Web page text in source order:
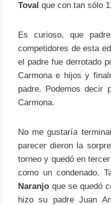
Toval que con tan sólo
Es curioso, que
competidores de esta
el padre fue derrotado
Carmona e hijos y
padre. Podemos decir
Carmona.
No me gustaría
parecer dieron la
torneo y quedó en
como un condenado.
Naranjo que se quedó
hizo su padre Juan